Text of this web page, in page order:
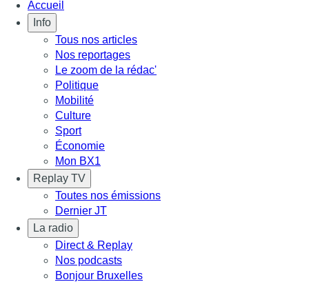
Accueil
Info
Tous nos articles
Nos reportages
Le zoom de la rédac'
Politique
Mobilité
Culture
Sport
Économie
Mon BX1
Replay TV
Toutes nos émissions
Dernier JT
La radio
Direct & Replay
Nos podcasts
Bonjour Bruxelles